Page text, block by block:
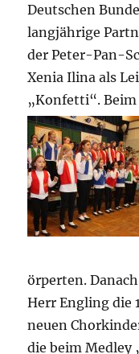
Deutschen
langjährige
der Peter-Pan-
Xenia Ilina als
„Konfetti“.
örperten.
Herr Engling die
neuen
die beim Medley